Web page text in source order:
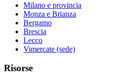
Milano e provincia
Monza e Brianza
Bergamo
Brescia
Lecco
Vimercate (sede)
Risorse